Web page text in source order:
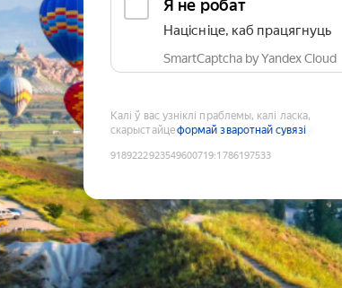
Я не робат
Націсніце, каб працягнуць
SmartCaptcha by Yandex Cloud
Калі ў вас узніклі праблемы, калі ласка,
скарыстайцеформай зваротнай сувязі
9189222923549600719:1786197533